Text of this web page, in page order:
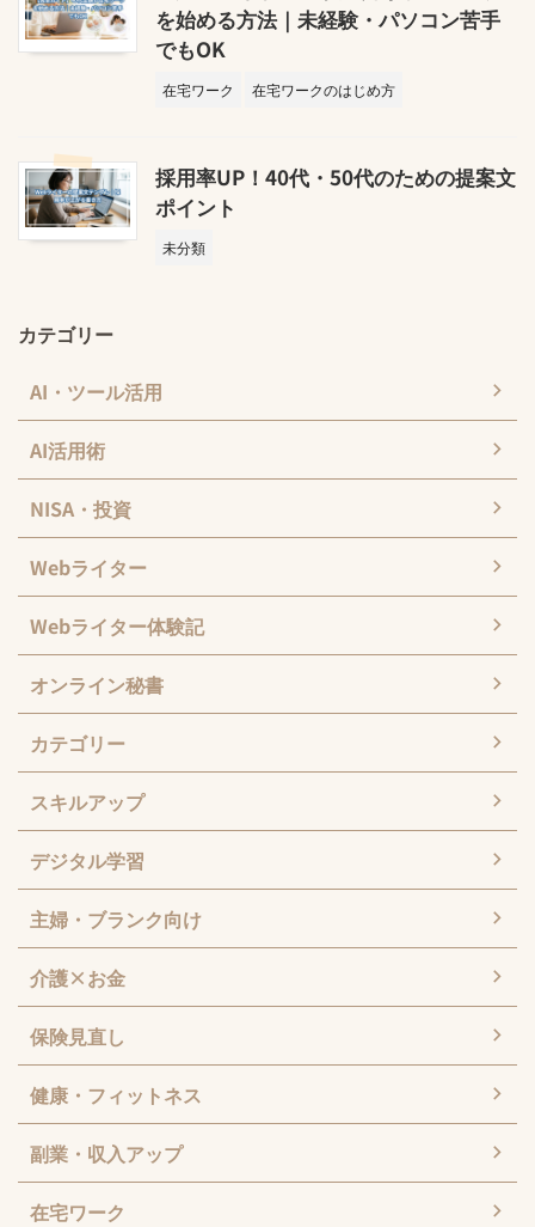
を始める方法｜未経験・パソコン苦手
でもOK
在宅ワーク 在宅ワークのはじめ方
採用率UP！40代・50代のための提案文
ポイント
未分類
カテゴリー
AI・ツール活用
AI活用術
NISA・投資
Webライター
Webライター体験記
オンライン秘書
カテゴリー
スキルアップ
デジタル学習
主婦・ブランク向け
介護×お金
保険見直し
健康・フィットネス
副業・収入アップ
在宅ワーク